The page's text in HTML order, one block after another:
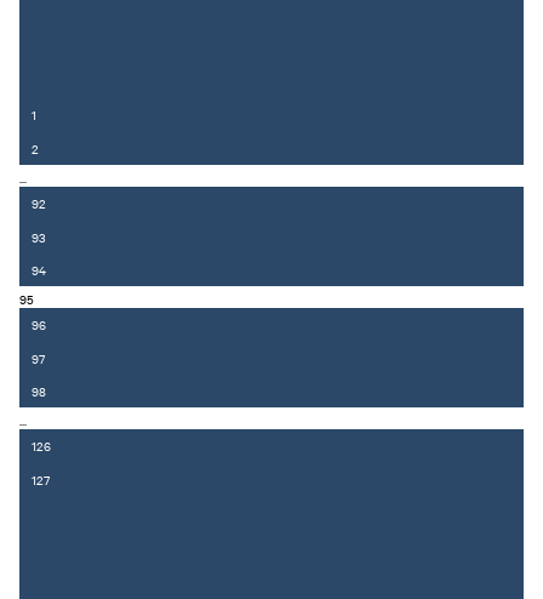
1
2
...
92
93
94
95
96
97
98
...
126
127